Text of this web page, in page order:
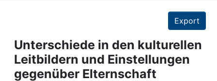
Projects
People
Export
Unterschiede in den kulturellen
Leitbildern und Einstellungen
gegenüber Elternschaft